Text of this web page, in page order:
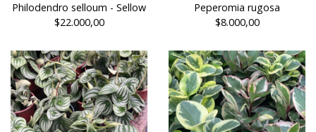
Philodendro selloum - Sellow
$22.000,00
Peperomia rugosa
$8.000,00